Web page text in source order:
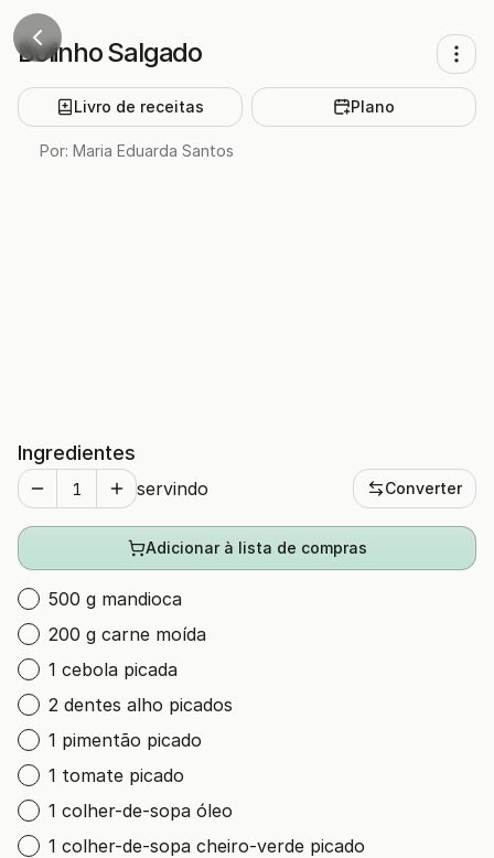
Bolinho Salgado
Livro de receitas Plano
Por: Maria Eduarda Santos
Ingredientes
servindo Converter
Adicionar à lista de compras
500 g mandioca
200 g carne moída
1 cebola picada
2 dentes alho picados
1 pimentão picado
1 tomate picado
1 colher-de-sopa óleo
1 colher-de-sopa cheiro-verde picado